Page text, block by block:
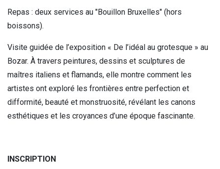
Repas : deux services au "Bouillon Bruxelles" (hors
boissons).
Visite guidée de l’exposition « De l’idéal au grotesque » au
Bozar. À travers peintures, dessins et sculptures de
maîtres italiens et flamands, elle montre comment les
artistes ont exploré les frontières entre perfection et
difformité, beauté et monstruosité, révélant les canons
esthétiques et les croyances d’une époque fascinante.
INSCRIPTION